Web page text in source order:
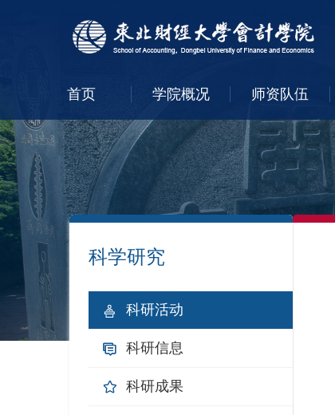
首页 学院概况 师资队伍
科学研究
科研活动
科研信息
科研成果